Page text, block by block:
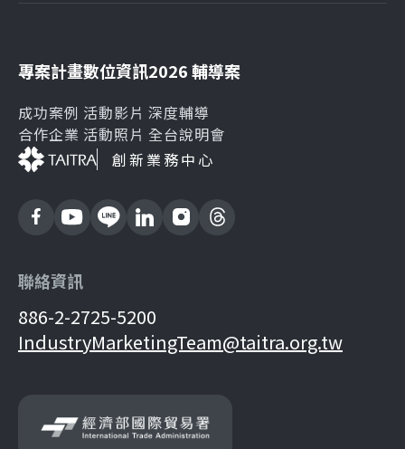
專案計畫
成功案例
合作企業
數位資訊
活動影片
活動照片
2026 輔導案
深度輔導
全台說明會
創新業務中心
聯絡資訊
886-2-2725-5200
IndustryMarketingTeam@taitra.org.tw